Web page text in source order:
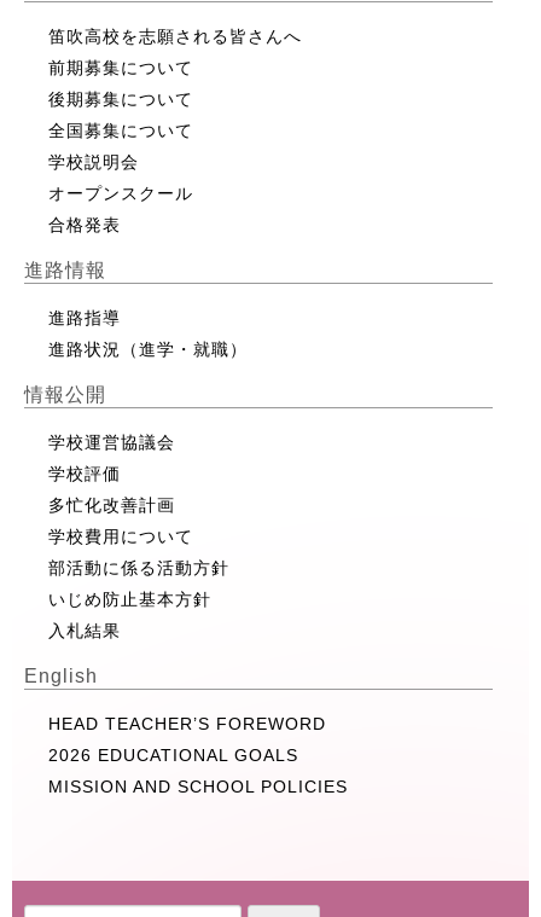
笛吹高校を志願される皆さんへ
前期募集について
後期募集について
全国募集について
学校説明会
オープンスクール
合格発表
進路情報
進路指導
進路状況（進学・就職）
情報公開
学校運営協議会
学校評価
多忙化改善計画
学校費用について
部活動に係る活動方針
いじめ防止基本方針
入札結果
English
HEAD TEACHER’S FOREWORD
2026 EDUCATIONAL GOALS
MISSION AND SCHOOL POLICIES